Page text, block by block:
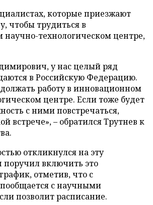
которые приезжают
чтобы трудиться в
технологическом центре,
у нас целый ряд
в Российскую Федерацию.
работу в инновационном
центре. Если тоже будет
с ними повстречаться,
встрече», – обратился Трутнев к
откликнулся на эту
включить это
отметив, что с
с научными
позволит расписание.